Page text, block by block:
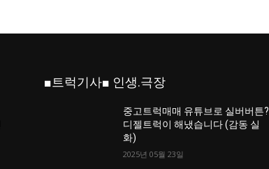
■트럭기사■ 인생.극장
중고트럭매매 유튜브로 실버버튼?
디젤트럭이 해냈습니다 (감동 실
화)
2025년 05월 23일